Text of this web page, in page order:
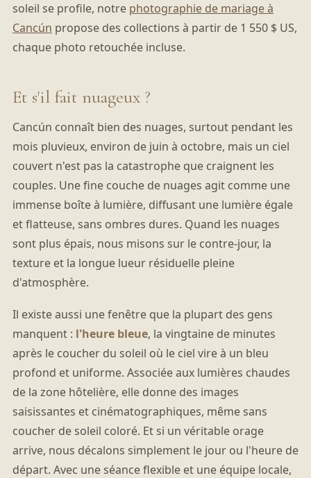
soleil se profile, notre photographie de mariage à
Cancún propose des collections à partir de 1 550 $ US,
chaque photo retouchée incluse.
Et s'il fait nuageux ?
Cancún connaît bien des nuages, surtout pendant les
mois pluvieux, environ de juin à octobre, mais un ciel
couvert n'est pas la catastrophe que craignent les
couples. Une fine couche de nuages agit comme une
immense boîte à lumière, diffusant une lumière égale
et flatteuse, sans ombres dures. Quand les nuages
sont plus épais, nous misons sur le contre-jour, la
texture et la longue lueur résiduelle pleine
d'atmosphère.
Il existe aussi une fenêtre que la plupart des gens
manquent : l'heure bleue, la vingtaine de minutes
après le coucher du soleil où le ciel vire à un bleu
profond et uniforme. Associée aux lumières chaudes
de la zone hôtelière, elle donne des images
saisissantes et cinématographiques, même sans
coucher de soleil coloré. Et si un véritable orage
arrive, nous décalons simplement le jour ou l'heure de
départ. Avec une séance flexible et une équipe locale,